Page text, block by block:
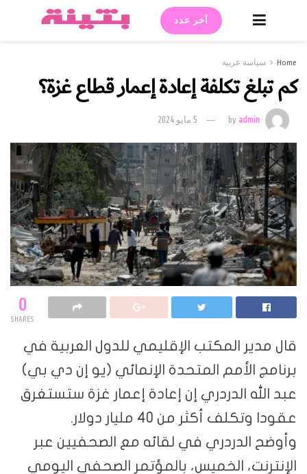
أخر عدد
سياسة عربية
تكلفة إعادة إعمار قطاع غزة؟
by admin
0
SHARES
مدير المكتب الإقليمي للدول العربية في
الأمم المتحدة الإنمائي (يو إن دي بي)
الله الدردري إن إعادة إعمار غزة ستستغرق
وتكلف أكثر من 40 مليار دولار.
الدردري في لقائه مع الصحفيين عبر
الخميس، بالمؤتمر الصحفي اليومي